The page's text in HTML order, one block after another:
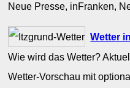
Neue Presse, inFranken,
Wetter
Wie wird das Wetter?
Wetter-Vorschau mit